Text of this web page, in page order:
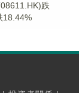
跌
18.44%